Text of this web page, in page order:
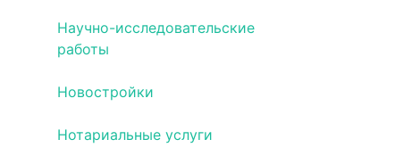
Научно-исследовательские
работы
Новостройки
Нотариальные услуги